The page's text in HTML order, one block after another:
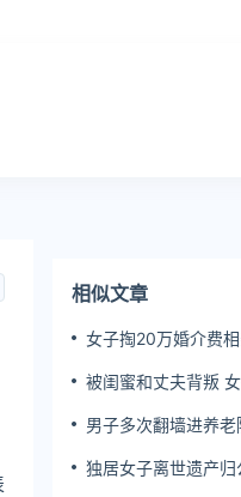
相似文章
女子掏20万婚介费
被闺蜜和丈夫背叛
男子多次翻墙进养
独居女子离世遗产